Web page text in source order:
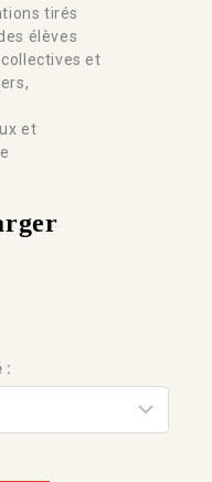
tirés
élèves
et
et
: